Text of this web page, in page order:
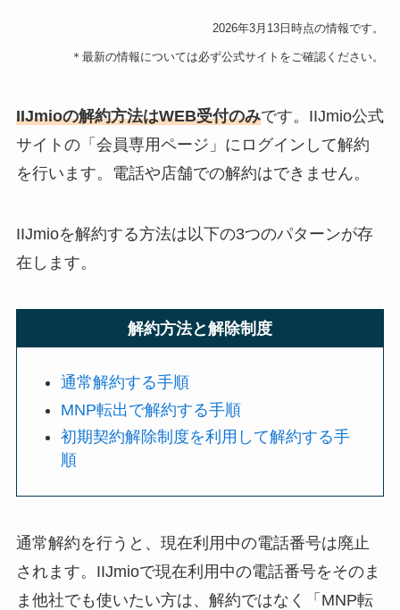
2026年3月13日時点の情報です。
＊最新の情報については必ず公式サイトをご確認ください。
IIJmioの解約方法はWEB受付のみです。IIJmio公式
サイトの「会員専用ページ」にログインして解約
を行います。電話や店舗での解約はできません。
IIJmioを解約する方法は以下の3つのパターンが存
在します。
解約方法と解除制度
通常解約する手順
MNP転出で解約する手順
初期契約解除制度を利用して解約する手
順
通常解約を行うと、現在利用中の電話番号は廃止
されます。IIJmioで現在利用中の電話番号をそのま
ま他社でも使いたい方は、解約ではなく「MNP転